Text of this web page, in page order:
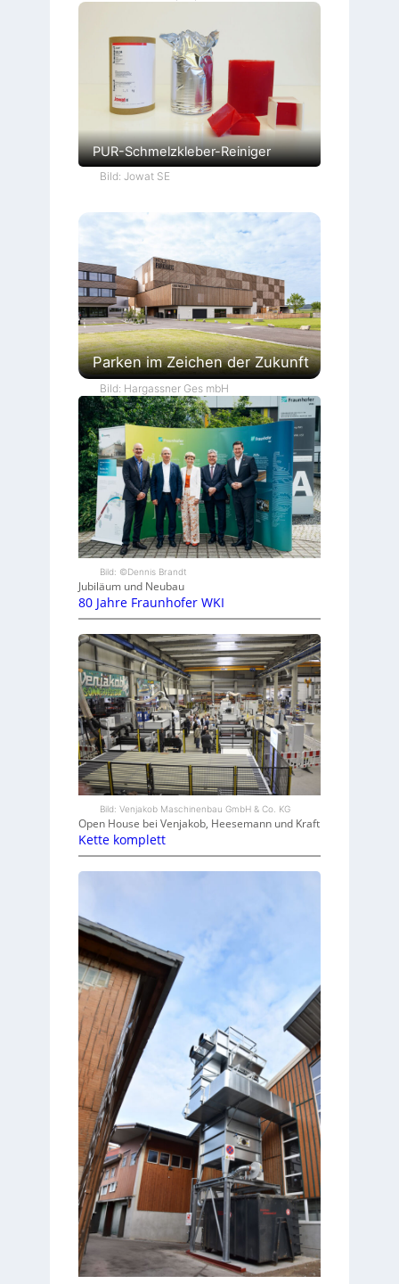
PUR-Schmelzkleber-Reiniger
Bild: Jowat SE
Parken im Zeichen der Zukunft
Bild: Hargassner Ges mbH
Bild: ©Dennis Brandt
Jubiläum und Neubau
80 Jahre Fraunhofer WKI
Bild: Venjakob Maschinenbau GmbH & Co. KG
Open House bei Venjakob, Heesemann und Kraft
Kette komplett